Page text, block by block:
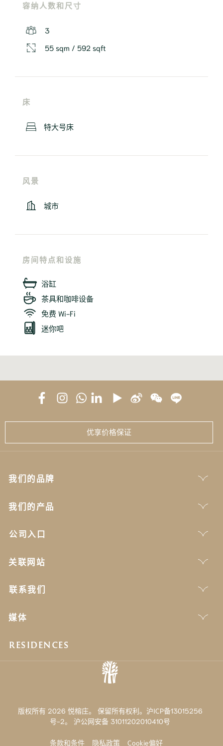
容纳人数和尺寸
3
55 sqm / 592 sqft
床
特大号床
风景
城市
房间特点和设施
浴缸
茶具和咖啡设备
免费 Wi-Fi
迷你吧
优享价格保证
我们的品牌
我们的产品
公司入口
关联网站
联系我们
媒体
RESIDENCES
版权所有 2026 悦榕庄。 保留所有权利。沪ICP备13015256
号-2。 沪公网安备 31011202010410号
条款和条件 隐私政策 Cookie偏好